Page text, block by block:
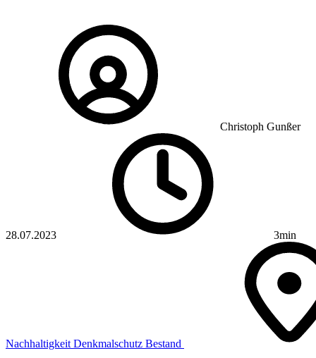
Christoph Gunßer
28.07.2023 3min
Nachhaltigkeit Denkmalschutz Bestand